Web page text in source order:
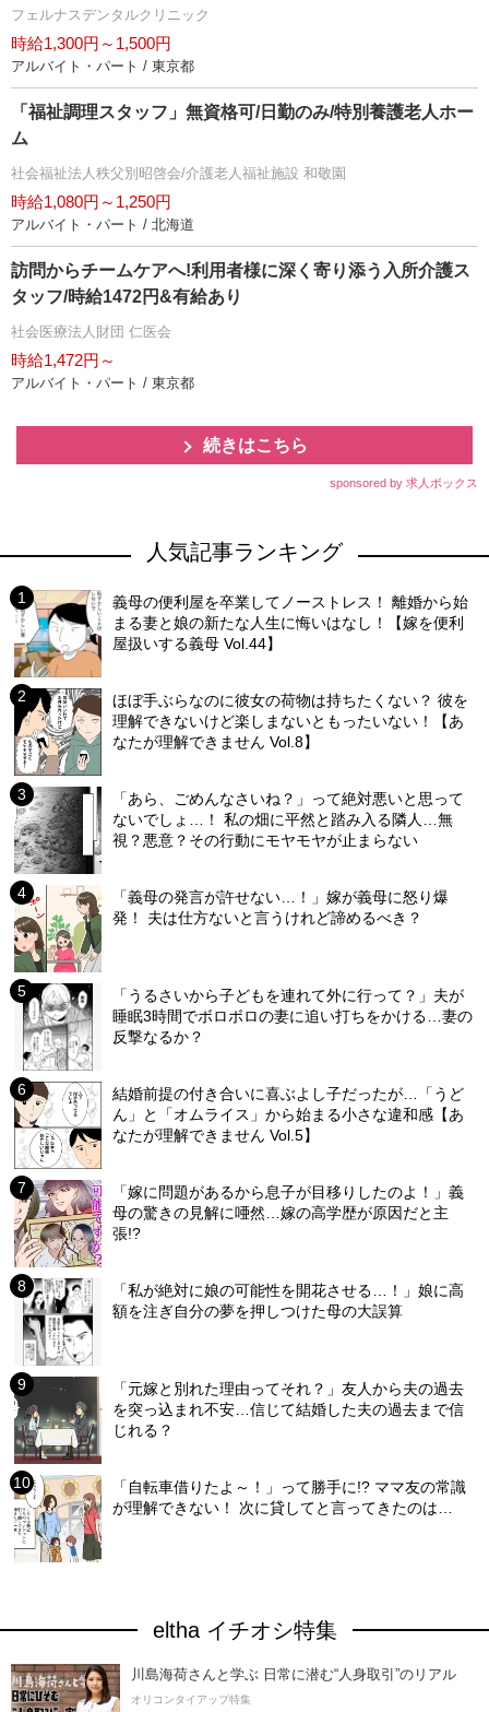
フェルナスデンタルクリニック
時給1,300円～1,500円
アルバイト・パート / 東京都
「福祉調理スタッフ」無資格可/日勤のみ/特別養護老人ホー
ム
社会福祉法人秩父別昭啓会/介護老人福祉施設 和敬園
時給1,080円～1,250円
アルバイト・パート / 北海道
訪問からチームケアへ!利用者様に深く寄り添う入所介護ス
タッフ/時給1472円&有給あり
社会医療法人財団 仁医会
時給1,472円～
アルバイト・パート / 東京都
続きはこちら
sponsored by 求人ボックス
人気記事ランキング
義母の便利屋を卒業してノーストレス！ 離婚から始
まる妻と娘の新たな人生に悔いはなし！【嫁を便利
屋扱いする義母 Vol.44】
ほぼ手ぶらなのに彼女の荷物は持ちたくない？ 彼を
理解できないけど楽しまないともったいない！【あ
なたが理解できません Vol.8】
「あら、ごめんなさいね？」って絶対悪いと思って
ないでしょ…！ 私の畑に平然と踏み入る隣人…無
視？悪意？その行動にモヤモヤが止まらない
「義母の発言が許せない…！」嫁が義母に怒り爆
発！ 夫は仕方ないと言うけれど諦めるべき？
「うるさいから子どもを連れて外に行って？」夫が
睡眠3時間でボロボロの妻に追い打ちをかける…妻の
反撃なるか？
結婚前提の付き合いに喜ぶよし子だったが…「うど
ん」と「オムライス」から始まる小さな違和感【あ
なたが理解できません Vol.5】
「嫁に問題があるから息子が目移りしたのよ！」義
母の驚きの見解に唖然…嫁の高学歴が原因だと主
張!?
「私が絶対に娘の可能性を開花させる…！」娘に高
額を注ぎ自分の夢を押しつけた母の大誤算
「元嫁と別れた理由ってそれ？」友人から夫の過去
を突っ込まれ不安…信じて結婚した夫の過去まで信
じれる？
「自転車借りたよ～！」って勝手に!? ママ友の常識
が理解できない！ 次に貸してと言ってきたのは…
eltha イチオシ特集
川島海荷さんと学ぶ 日常に潜む“人身取引”のリアル
オリコンタイアップ特集